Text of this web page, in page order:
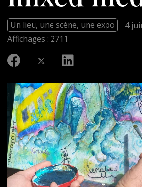
Un lieu, une scène, une expo
4
Affichages : 2711